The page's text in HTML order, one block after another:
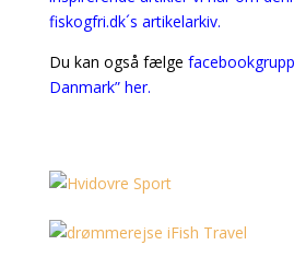
fiskogfri.dk´s artikelarkiv.
Du kan også fælge
Danmark” her.